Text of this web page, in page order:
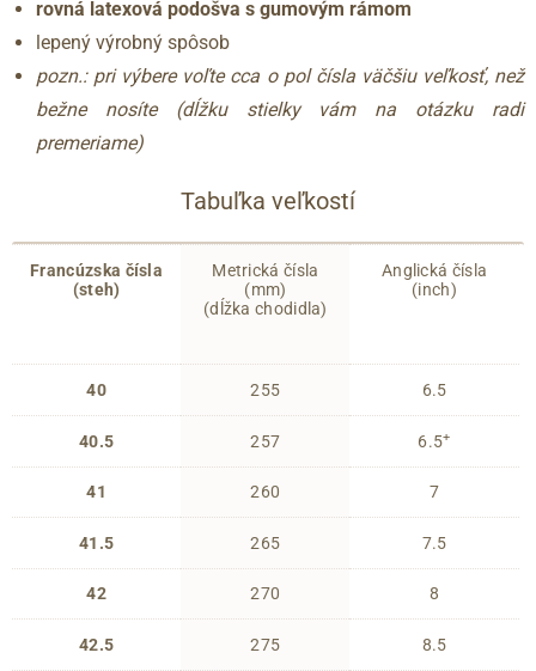
rovná latexová podošva s gumovým rámom
lepený výrobný spôsob
pozn.: pri výbere voľte cca o pol čísla väčšiu veľkosť, než
bežne nosíte (dĺžku stielky vám na otázku radi
premeriame)
Tabuľka veľkostí
Francúzska čísla
(steh)
40
40.5
41
41.5
42
42.5
Metrická čísla
(mm)
(dĺžka chodidla)
255
257
260
265
270
275
Anglická čísla
(inch)
6.5
6.5+
7
7.5
8
8.5